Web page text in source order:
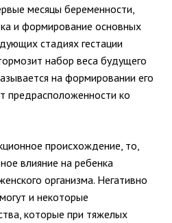
месяцы беременности,
и формирование основных
стадиях гестации
набор веса будущего
на формировании его
предрасположенности ко
происхождение, то,
влияние на ребенка
организма. Негативно
и некоторые
которые при тяжелых